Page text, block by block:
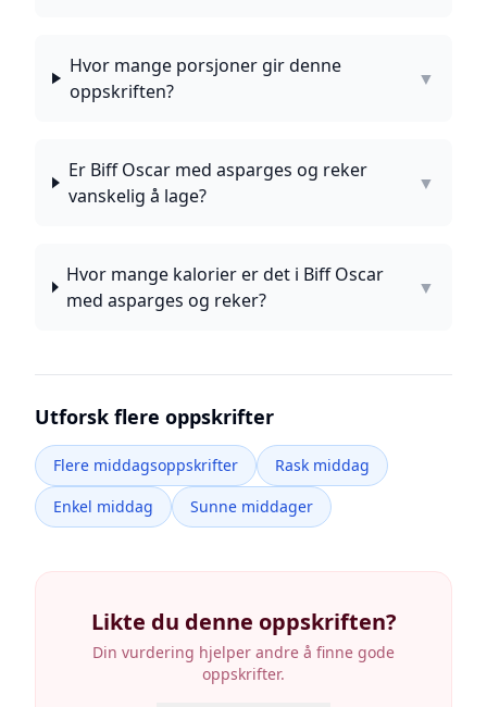
Hvor mange porsjoner gir denne
oppskriften?
▼
Er Biff Oscar med asparges og reker
vanskelig å lage?
▼
Hvor mange kalorier er det i Biff Oscar
med asparges og reker?
▼
Utforsk flere oppskrifter
Flere middagsoppskrifter
Rask middag
Enkel middag
Sunne middager
Likte du denne oppskriften?
Din vurdering hjelper andre å finne gode
oppskrifter.